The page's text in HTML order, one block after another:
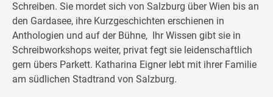
Schreiben. Sie mordet sich von Salzburg über Wien bis an
den Gardasee, ihre Kurzgeschichten erschienen in
Anthologien und auf der Bühne, Ihr Wissen gibt sie in
Schreibworkshops weiter, privat fegt sie leidenschaftlich
gern übers Parkett. Katharina Eigner lebt mit ihrer Familie
am südlichen Stadtrand von Salzburg.